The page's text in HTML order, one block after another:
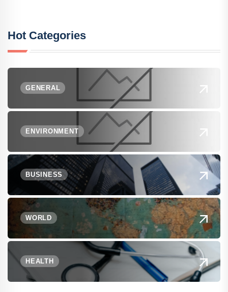
Hot Categories
GENERAL
ENVIRONMENT
BUSINESS
WORLD
HEALTH